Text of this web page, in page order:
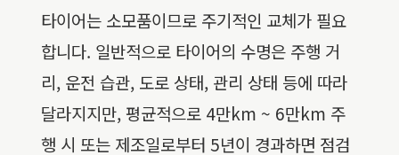
타이어는 소모품이므로 주기적인 교체가 필요
합니다. 일반적으로 타이어의 수명은 주행 거
리, 운전 습관, 도로 상태, 관리 상태 등에 따라
달라지지만, 평균적으로 4만km ~ 6만km 주
행 시 또는 제조일로부터 5년이 경과하면 점검